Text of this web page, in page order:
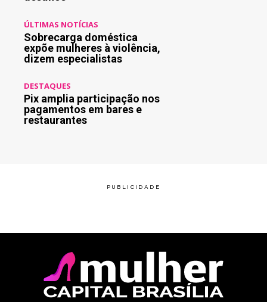
ÚLTIMAS NOTÍCIAS
Sobrecarga doméstica
expõe mulheres à violência,
dizem especialistas
DESTAQUES
Pix amplia participação nos
pagamentos em bares e
restaurantes